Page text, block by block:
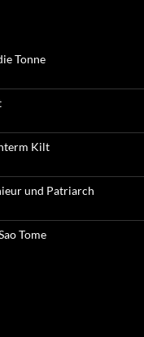
Tonne
Kilt
und Patriarch
Tome